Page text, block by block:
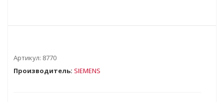
Артикул: 8770
Производитель: SIEMENS